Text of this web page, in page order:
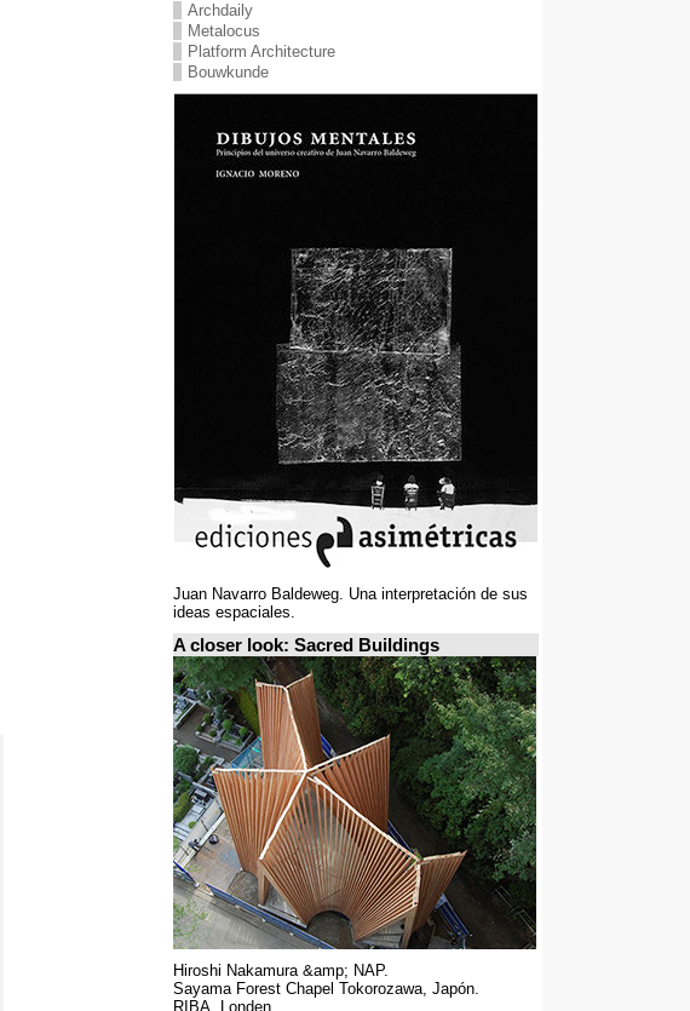
Archdaily
Metalocus
Platform Architecture
Bouwkunde
Juan Navarro Baldeweg. Una interpretación de sus
ideas espaciales.
A closer look: Sacred Buildings
Hiroshi Nakamura &amp; NAP.
Sayama Forest Chapel Tokorozawa, Japón.
RIBA, Londen.